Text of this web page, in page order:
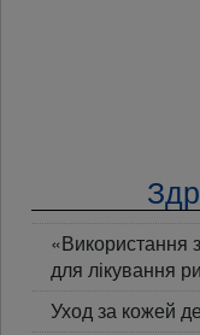
«Використання
для лікування
Уход за кожей